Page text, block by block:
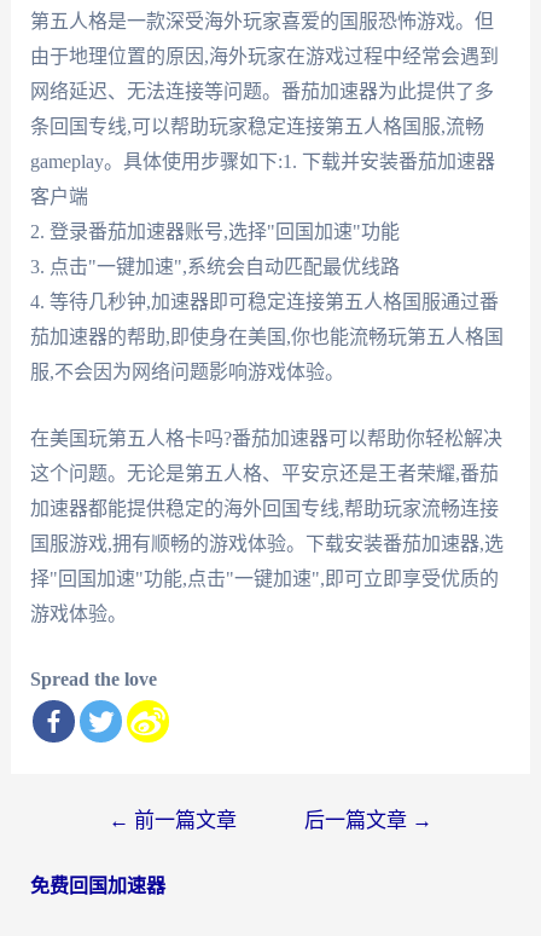
第五人格是一款深受海外玩家喜爱的国服恐怖游戏。但
由于地理位置的原因,海外玩家在游戏过程中经常会遇到
网络延迟、无法连接等问题。番茄加速器为此提供了多
条回国专线,可以帮助玩家稳定连接第五人格国服,流畅
gameplay。具体使用步骤如下:1. 下载并安装番茄加速器
客户端
2. 登录番茄加速器账号,选择"回国加速"功能
3. 点击"一键加速",系统会自动匹配最优线路
4. 等待几秒钟,加速器即可稳定连接第五人格国服通过番
茄加速器的帮助,即使身在美国,你也能流畅玩第五人格国
服,不会因为网络问题影响游戏体验。
在美国玩第五人格卡吗?番茄加速器可以帮助你轻松解决
这个问题。无论是第五人格、平安京还是王者荣耀,番茄
加速器都能提供稳定的海外回国专线,帮助玩家流畅连接
国服游戏,拥有顺畅的游戏体验。下载安装番茄加速器,选
择"回国加速"功能,点击"一键加速",即可立即享受优质的
游戏体验。
Spread the love
导
← 前一篇文章 后一篇文章 →
免费回国加速器